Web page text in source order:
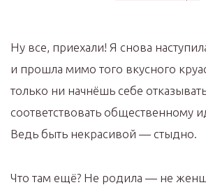
Ну все, приехали! Я снова
и прошла мимо того вкусного
только ни начнёшь себе
соответствовать общественному
Ведь быть некрасивой — стыдно.
Что там ещё? Не родила — не